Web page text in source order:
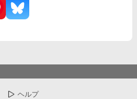
ヘルプ